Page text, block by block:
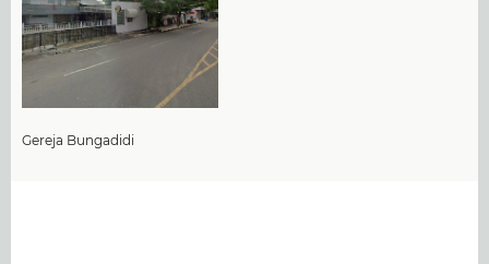
Gereja Bungadidi